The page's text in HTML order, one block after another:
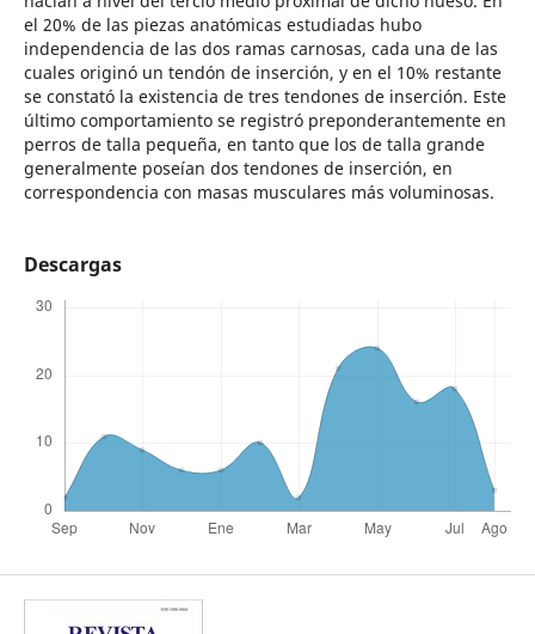
el 20% de las piezas anatómicas estudiadas hubo
independencia de las dos ramas carnosas, cada una de las
cuales originó un tendón de inserción, y en el 10% restante
se constató la existencia de tres tendones de inserción. Este
último comportamiento se registró preponderantemente en
perros de talla pequeña, en tanto que los de talla grande
generalmente poseían dos tendones de inserción, en
correspondencia con masas musculares más voluminosas.
Descargas